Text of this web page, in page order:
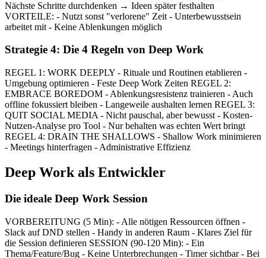
Nächste Schritte durchdenken → Ideen später festhalten
VORTEILE: - Nutzt sonst "verlorene" Zeit - Unterbewusstsein
arbeitet mit - Keine Ablenkungen möglich
Strategie 4: Die 4 Regeln von Deep Work
REGEL 1: WORK DEEPLY - Rituale und Routinen etablieren -
Umgebung optimieren - Feste Deep Work Zeiten REGEL 2:
EMBRACE BOREDOM - Ablenkungsresistenz trainieren - Auch
offline fokussiert bleiben - Langeweile aushalten lernen REGEL 3:
QUIT SOCIAL MEDIA - Nicht pauschal, aber bewusst - Kosten-
Nutzen-Analyse pro Tool - Nur behalten was echten Wert bringt
REGEL 4: DRAIN THE SHALLOWS - Shallow Work minimieren
- Meetings hinterfragen - Administrative Effizienz
Deep Work als Entwickler
Die ideale Deep Work Session
VORBEREITUNG (5 Min): - Alle nötigen Ressourcen öffnen -
Slack auf DND stellen - Handy in anderen Raum - Klares Ziel für
die Session definieren SESSION (90-120 Min): - Ein
Thema/Feature/Bug - Keine Unterbrechungen - Timer sichtbar - Bei